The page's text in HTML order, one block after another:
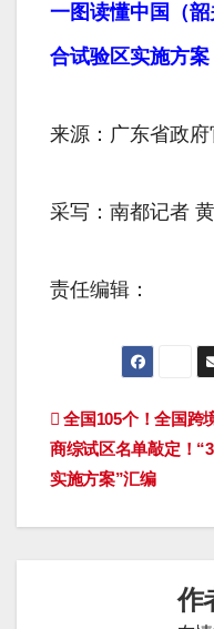
一图读懂中国（
合试验区实施方案
来源：广东省政府
采写：南都记者
责任编辑：
文
章
导
全国105个！全国跨
商综试区名单敲定！
实施方案”汇编
作